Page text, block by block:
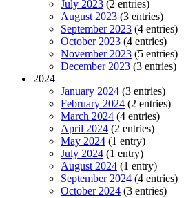
July 2023 (2 entries)
August 2023 (3 entries)
September 2023 (4 entries)
October 2023 (4 entries)
November 2023 (5 entries)
December 2023 (3 entries)
2024
January 2024 (3 entries)
February 2024 (2 entries)
March 2024 (4 entries)
April 2024 (2 entries)
May 2024 (1 entry)
July 2024 (1 entry)
August 2024 (1 entry)
September 2024 (4 entries)
October 2024 (3 entries)